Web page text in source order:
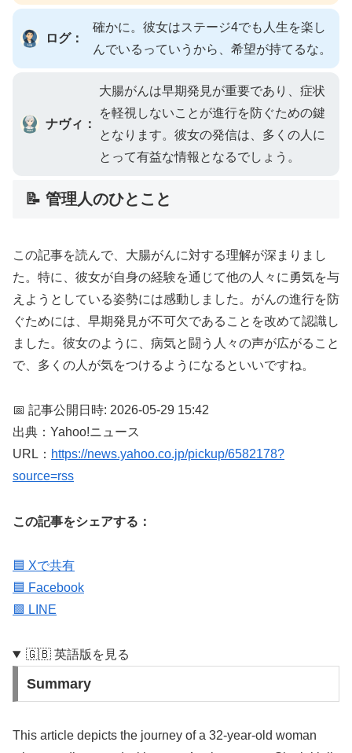
ログ：
確かに。彼女はステージ4でも人生を楽し
んでいるっていうから、希望が持てるな。
ナヴィ：
大腸がんは早期発見が重要であり、症状
を軽視しないことが進行を防ぐための鍵
となります。彼女の発信は、多くの人に
とって有益な情報となるでしょう。
📝 管理人のひとこと
この記事を読んで、大腸がんに対する理解が深まりまし
た。特に、彼女が自身の経験を通じて他の人々に勇気を与
えようとしている姿勢には感動しました。がんの進行を防
ぐためには、早期発見が不可欠であることを改めて認識し
ました。彼女のように、病気と闘う人々の声が広がること
で、多くの人が気をつけるようになるといいですね。
📅 記事公開日時: 2026-05-29 15:42
出典：Yahoo!ニュース
URL： https://news.yahoo.co.jp/pickup/6582178?
source=rss
この記事をシェアする：
🟦 Xで共有
🟦 Facebook
🟩 LINE
🇬🇧 英語版を見る
Summary
This article depicts the journey of a 32-year-old woman